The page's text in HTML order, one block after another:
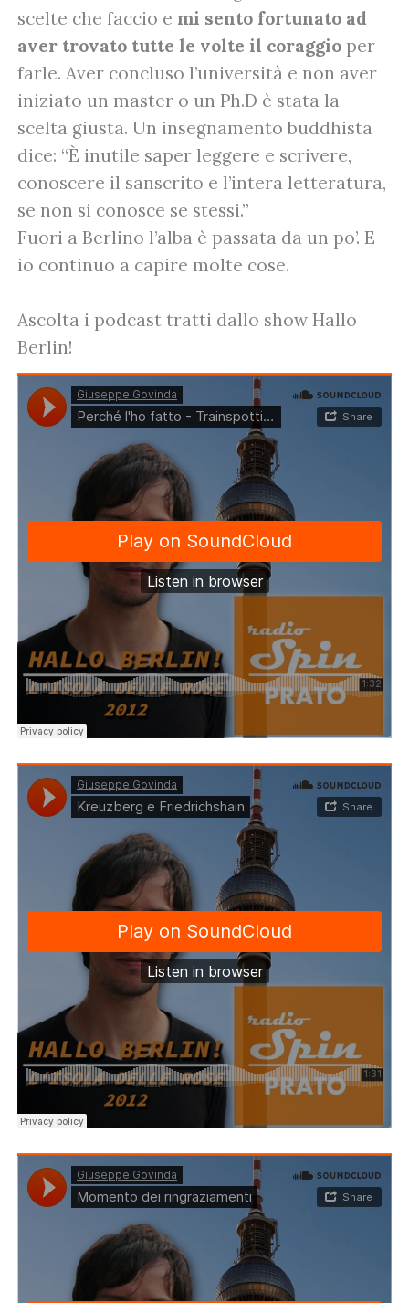
scelte che faccio e mi sento fortunato ad
aver trovato tutte le volte il coraggio per
farle. Aver concluso l’università e non aver
iniziato un master o un Ph.D è stata la
scelta giusta. Un insegnamento buddhista
dice: “È inutile saper leggere e scrivere,
conoscere il sanscrito e l’intera letteratura,
se non si conosce se stessi.”
Fuori a Berlino l’alba è passata da un po’. E
io continuo a capire molte cose.
Ascolta i podcast tratti dallo show Hallo
Berlin!